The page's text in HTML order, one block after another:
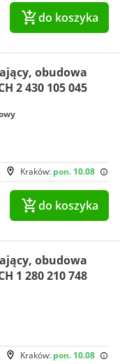
do koszyka
obudowa
2 430 105 045
Kraków: pon. 10.08
do koszyka
obudowa
1 280 210 748
Kraków: pon. 10.08